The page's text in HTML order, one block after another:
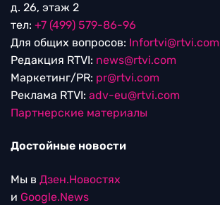
д. 26, этаж 2
тел: +7 (499) 579-86-96
Для общих вопросов: Infortvi@rtvi.com
Редакция RTVI: news@rtvi.com
Маркетинг/PR: pr@rtvi.com
Реклама RTVI: adv-eu@rtvi.com
Партнерские материалы
Достойные новости
Мы в Дзен.Новостях
и Google.News